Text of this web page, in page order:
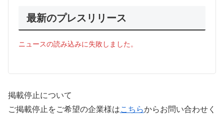
最新のプレスリリース
ニュースの読み込みに失敗しました。
掲載停止について
ご掲載停止をご希望の企業様はこちらからお問い合わせく